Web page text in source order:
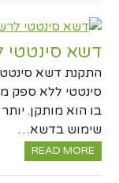
דשא סינטטי
התקנת דשא
סינטטי ללא ספק
בו הוא מותקן.
שימוש בדשא…
READ MORE